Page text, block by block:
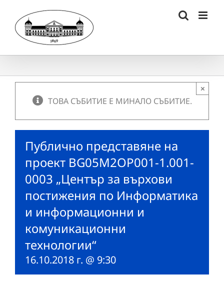
content
ТОВА СЪБИТИЕ Е МИНАЛО СЪБИТИЕ.
×
Публично представяне на
проект BG05M2OP001-1.001-
0003 „Център за върхови
постижения по Информатика
и информационни и
комуникационни
технологии“
16.10.2018 г. @ 9:30